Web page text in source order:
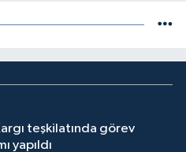
teşkilatında görev
yapıldı